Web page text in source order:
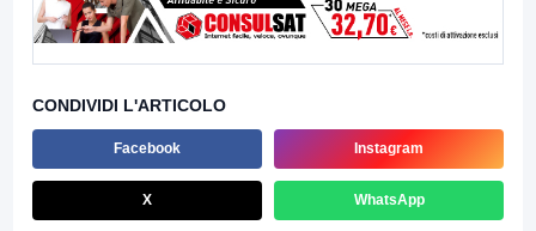
CONDIVIDI L'ARTICOLO
Facebook Instagram
X WhatsApp